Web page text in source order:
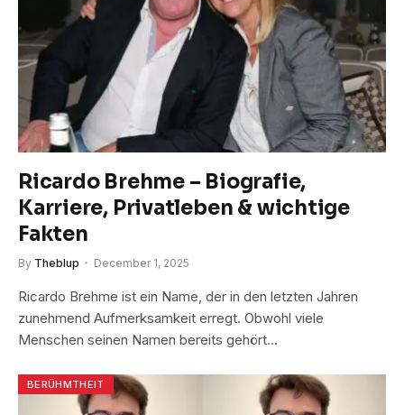
Ricardo Brehme – Biografie,
Karriere, Privatleben & wichtige
Fakten
By Theblup December 1, 2025
Ricardo Brehme ist ein Name, der in den letzten Jahren
zunehmend Aufmerksamkeit erregt. Obwohl viele
Menschen seinen Namen bereits gehört…
BERÜHMTHEIT